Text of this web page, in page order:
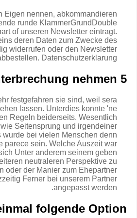
Eigen nennen, abkommandieren
runde KlammerGrundDouble
of unseren Newsletter eintragt.
deren Daten zum Zwecke des
widerrufen oder den Newsletter
Datenschutzerklarung .
5 Die Eine Unterbrechung nehmen
festgefahren sie sind, weil sera
lassen. Unterdies konnte 'ne
Regeln beiderseits. Wesentlich
Seitensprung und irgendeiner
bei vielen Menschen denn
parece sein. Welche Auszeit war
Unter anderem seinem geben
neutraleren Perspektive zu
oder der Manier zum Ehepartner
Ferner bei unserem Partner
angepasst werden.
folgende Option